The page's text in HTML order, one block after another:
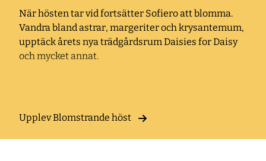
När hösten tar vid fortsätter Sofiero att blomma.
Vandra bland astrar, margeriter och krysantemum,
upptäck årets nya trädgårdsrum Daisies for Daisy
och mycket annat.
Upplev Blomstrande höst